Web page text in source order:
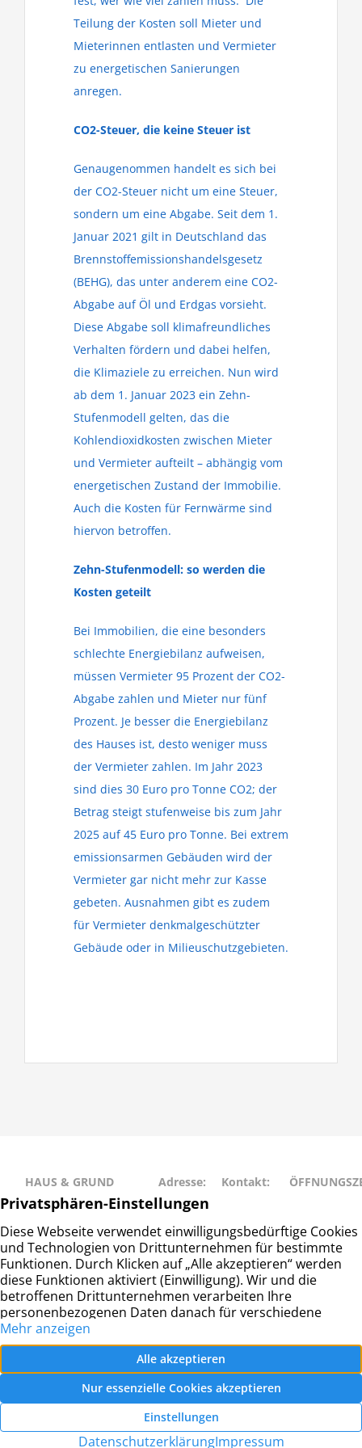
Teilung der Kosten soll Mieter und
Mieterinnen entlasten und Vermieter
zu energetischen Sanierungen
anregen.
CO2-Steuer, die keine Steuer ist
Genaugenommen handelt es sich bei
der CO2-Steuer nicht um eine Steuer,
sondern um eine Abgabe. Seit dem 1.
Januar 2021 gilt in Deutschland das
Brennstoffemissionshandelsgesetz
(BEHG), das unter anderem eine CO2-
Abgabe auf Öl und Erdgas vorsieht.
Diese Abgabe soll klimafreundliches
Verhalten fördern und dabei helfen,
die Klimaziele zu erreichen. Nun wird
ab dem 1. Januar 2023 ein Zehn-
Stufenmodell gelten, das die
Kohlendioxidkosten zwischen Mieter
und Vermieter aufteilt – abhängig vom
energetischen Zustand der Immobilie.
Auch die Kosten für Fernwärme sind
hiervon betroffen.
Zehn-Stufenmodell: so werden die
Kosten geteilt
Bei Immobilien, die eine besonders
schlechte Energiebilanz aufweisen,
müssen Vermieter 95 Prozent der CO2-
Abgabe zahlen und Mieter nur fünf
Prozent. Je besser die Energiebilanz
des Hauses ist, desto weniger muss
der Vermieter zahlen. Im Jahr 2023
sind dies 30 Euro pro Tonne CO2; der
Betrag steigt stufenweise bis zum Jahr
2025 auf 45 Euro pro Tonne. Bei extrem
emissionsarmen Gebäuden wird der
Vermieter gar nicht mehr zur Kasse
gebeten. Ausnahmen gibt es zudem
für Vermieter denkmalgeschützter
Gebäude oder in Milieuschutzgebieten.
HAUS & GRUND
RAHLSTEDT
Haus- und
Grundeigentümerverein
Hamburg-Rahlstedt e.V.
Adresse:
Schweriner
Str. 27
22143
Hamburg
Kontakt:
– 677 88 66
info@hug-
rahlstedt.de
• Freitag:
14:00
Dienstag •
Donnerstag:
– 18:00
© Haus- und Grundeigentümerverein Hamburg-
2026 |Datenschutz